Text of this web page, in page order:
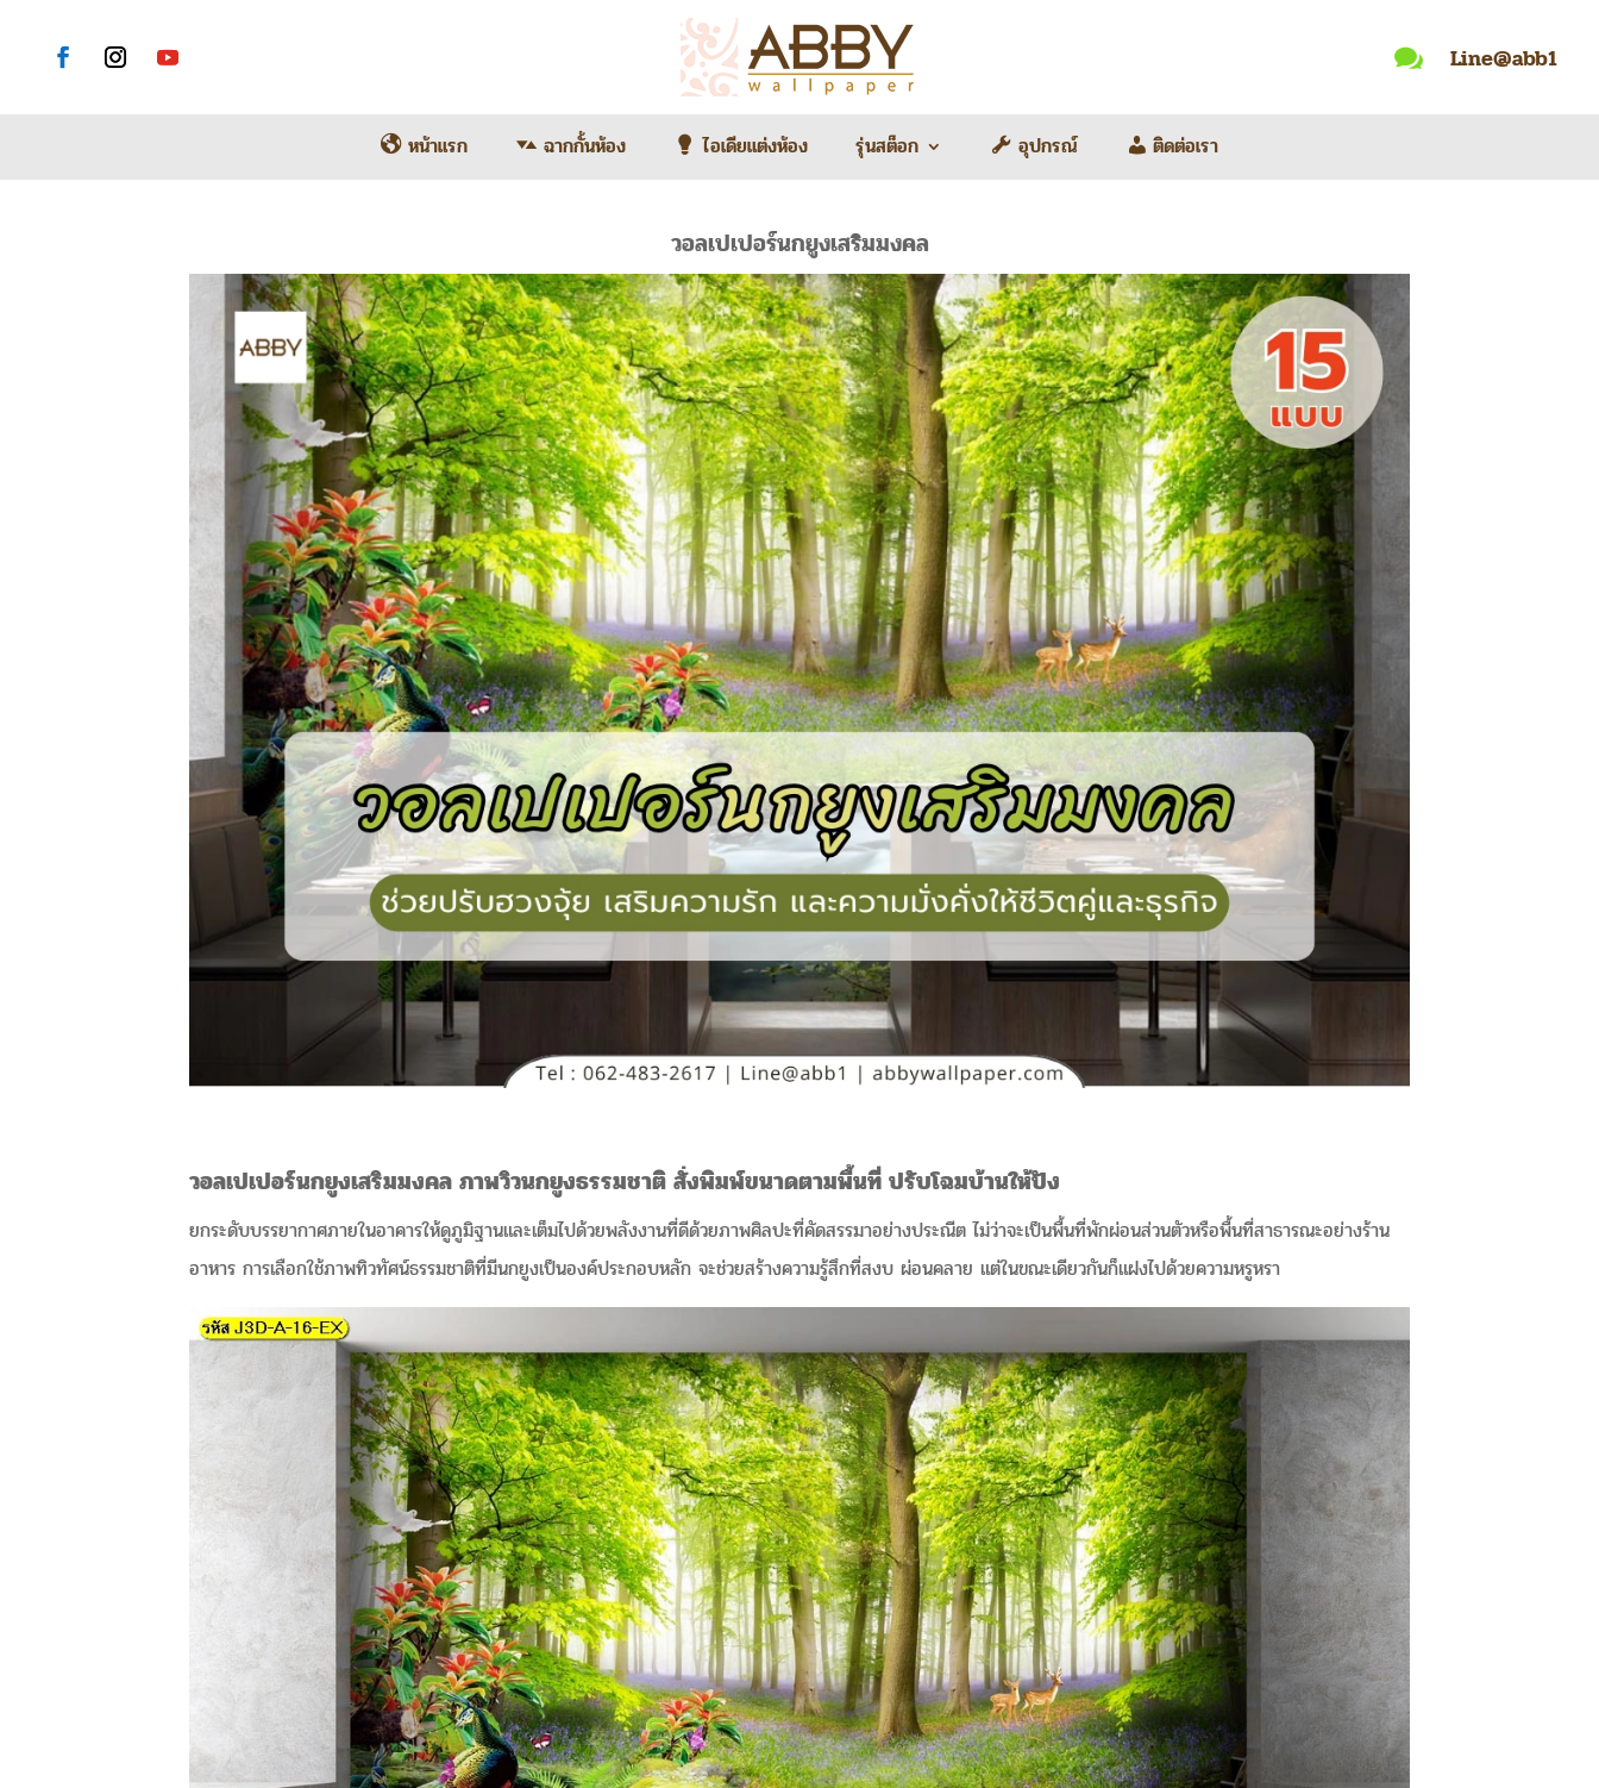
 Line@abb1
หน้าแรก ฉากกั้นห้อง ไอเดียแต่งห้อง รุ่นสต็อก อุปกรณ์ ติดต่อเรา
วอลเปเปอร์นกยูงเสริมมงคล
วอลเปเปอร์นกยูงเสริมมงคล ภาพวิวนกยูงธรรมชาติ สั่งพิมพ์ขนาดตามพื้นที่ ปรับโฉมบ้านให้ปัง
ยกระดับบรรยากาศภายในอาคารให้ดูภูมิฐานและเต็มไปด้วยพลังงานที่ดีด้วยภาพศิลปะที่คัดสรรมาอย่างประณีต ไม่ว่าจะเป็นพื้นที่พักผ่อนส่วนตัวหรือพื้นที่สาธารณะอย่างร้าน
อาหาร การเลือกใช้ภาพทิวทัศน์ธรรมชาติที่มีนกยูงเป็นองค์ประกอบหลัก จะช่วยสร้างความรู้สึกที่สงบ ผ่อนคลาย แต่ในขณะเดียวกันก็แฝงไปด้วยความหรูหรา